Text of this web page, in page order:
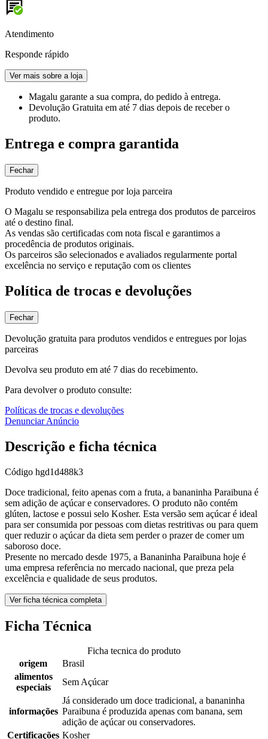
Atendimento
Responde rápido
Ver mais sobre a loja
Magalu garante a sua compra, do pedido à entrega.
Devolução Gratuita em até 7 dias depois de receber o
produto.
Entrega e compra garantida
Fechar
Produto vendido e entregue por loja parceira
O Magalu se responsabiliza pela entrega dos produtos de parceiros
até o destino final.
As vendas são certificadas com nota fiscal e garantimos a
procedência de produtos originais.
Os parceiros são selecionados e avaliados regularmente portal
excelência no serviço e reputação com os clientes
Política de trocas e devoluções
Fechar
Devolução gratuita para produtos vendidos e entregues por lojas
parceiras
Devolva seu produto em até 7 dias do recebimento.
Para devolver o produto consulte:
Políticas de trocas e devoluções
Denunciar Anúncio
Descrição e ficha técnica
Código hgd1d488k3
Doce tradicional, feito apenas com a fruta, a bananinha Paraibuna é
sem adição de açúcar e conservadores. O produto não contém
glúten, lactose e possui selo Kosher. Esta versão sem açúcar é ideal
para ser consumida por pessoas com dietas restritivas ou para quem
quer reduzir o açúcar da dieta sem perder o prazer de comer um
saboroso doce.
Presente no mercado desde 1975, a Bananinha Paraibuna hoje é
uma empresa referência no mercado nacional, que preza pela
excelência e qualidade de seus produtos.
Ver ficha técnica completa
Ficha Técnica
Ficha tecnica do produto
origem
Brasil
alimentos
especiais
Sem Açúcar
informações
Já considerado um doce tradicional, a bananinha
Paraibuna é produzida apenas com banana, sem
adição de açúcar ou conservadores.
Certificações Kosher